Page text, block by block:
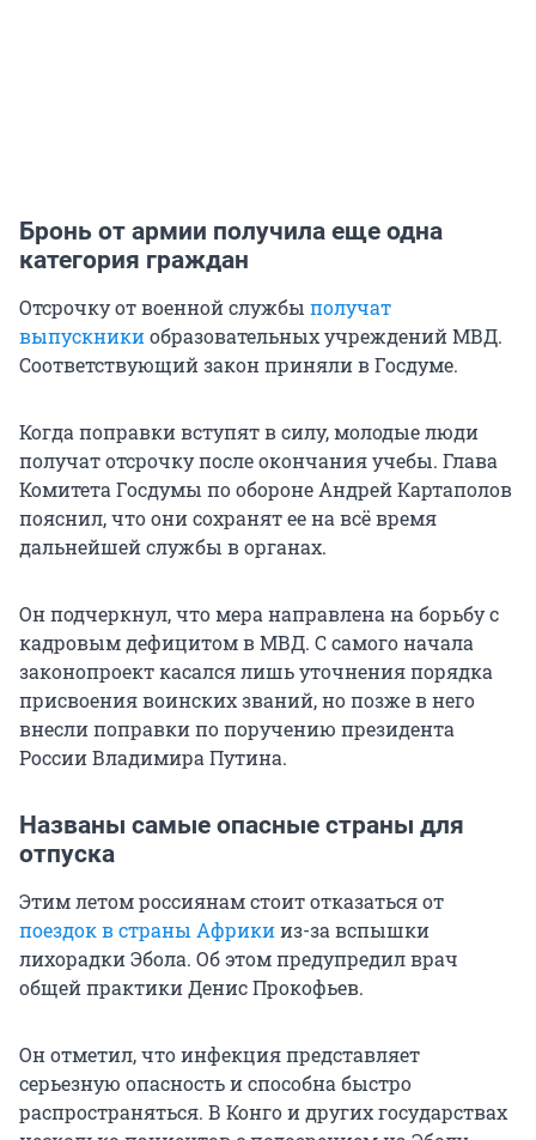
Бронь от армии получила еще одна
категория граждан
Отсрочку от военной службы получат
выпускникиобразовательных учреждений МВД.
Соответствующий закон приняли в Госдуме.
Когда поправки вступят в силу, молодые люди
получат отсрочку после окончания учебы. Глава
Комитета Госдумы по обороне Андрей Картаполов
пояснил, что они сохранят ее на всё время
дальнейшей службы в органах.
Он подчеркнул, что мера направлена на борьбу с
кадровым дефицитом в МВД. С самого начала
законопроект касался лишь уточнения порядка
присвоения воинских званий, но позже в него
внесли поправки по поручению президента
России Владимира Путина.
Названы самые опасные страны для
отпуска
Этим летом россиянам стоит отказаться от
поездок в страны Африкииз-за вспышки
лихорадки Эбола. Об этом предупредил врач
общей практики Денис Прокофьев.
Он отметил, что инфекция представляет
серьезную опасность и способна быстро
распространяться. В Конго и других государствах